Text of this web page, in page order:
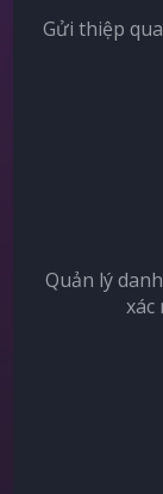
Gửi thiệp
Quản lý
xác